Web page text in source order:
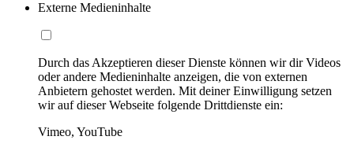
Externe Medieninhalte
Durch das Akzeptieren dieser Dienste können wir dir Videos
oder andere Medieninhalte anzeigen, die von externen
Anbietern gehostet werden. Mit deiner Einwilligung setzen
wir auf dieser Webseite folgende Drittdienste ein:
Vimeo, YouTube